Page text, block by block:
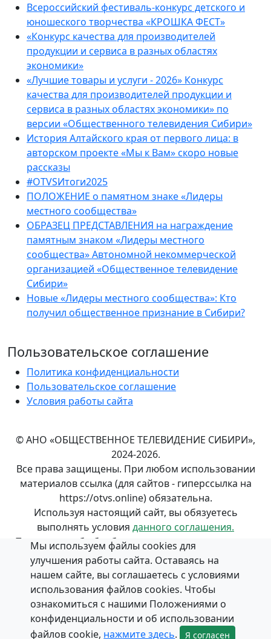
Всероссийский фестиваль-конкурс детского и
юношеского творчества «КРОШКА ФЕСТ»
«Конкурс качества для производителей
продукции и сервиса в разных областях
экономики»
«Лучшие товары и услуги - 2026» Конкурс
качества для производителей продукции и
сервиса в разных областях экономики» по
версии «Общественного телевидения Сибири»
История Алтайского края от первого лица: в
авторском проекте «Мы к Вам» скоро новые
рассказы
#OTVSИтоги2025
ПОЛОЖЕНИЕ о памятном знаке «Лидеры
местного сообщества»
ОБРАЗЕЦ ПРЕДСТАВЛЕНИЯ на награждение
памятным знаком «Лидеры местного
сообщества» Автономной некоммерческой
организацией «Общественное телевидение
Сибири»
Новые «Лидеры местного сообщества»: Кто
получил общественное признание в Сибири?
Пользовательское соглашение
Политика конфиденциальности
Пользовательское соглашение
Условия работы сайта
© АНО «ОБЩЕСТВЕННОЕ ТЕЛЕВИДЕНИЕ СИБИРИ»,
2024-2026.
Все права защищены. При любом использовании
материалов ссылка (для сайтов - гиперссылка на
https://otvs.online) обязательна.
Используя настоящий сайт, вы обязуетесь
выполнять условия данного соглашения.
Положение об обработке изащите персональных
данныхв АНО «ОБЩЕСТВЕННОЕ ТЕЛЕВИДЕНИЕ
СИБИРИ».
Мы используем файлы cookies для
улучшения работы сайта. Оставаясь на
нашем сайте, вы соглашаетесь с условиями
использования файлов cookies. Чтобы
ознакомиться с нашими Положениями о
конфиденциальности и об использовании
файлов cookie, нажмите здесь. Я согласен